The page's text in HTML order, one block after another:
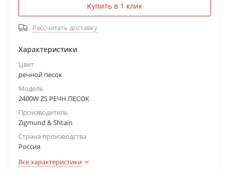
Купить в 1 клик
Рассчитать доставку
Характеристики
Цвет
речной песок
Модель
2400W ZS РЕЧН.ПЕСОК
Производитель
Zigmund & Shtain
Страна производства
Россия
Все характеристики